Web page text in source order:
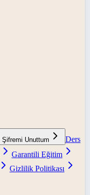
Şifremi Unuttum
Ders
Garantili Eğitim
Gizlilik Politikası